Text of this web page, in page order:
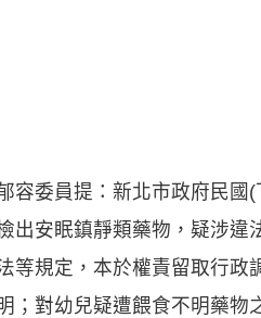
容委員提：新北市政府民國
出安眠鎮靜類藥物，疑涉違
等規定，本於權責留取行政
；對幼兒疑遭餵食不明藥物